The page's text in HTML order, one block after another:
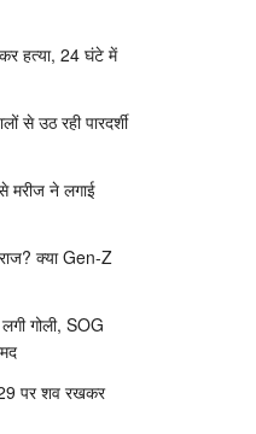
हत्या, 24 घंटे में
से उठ रही पारदर्शी
मरीज ने लगाई
क्या Gen-Z
गोली, SOG
पर शव रखकर